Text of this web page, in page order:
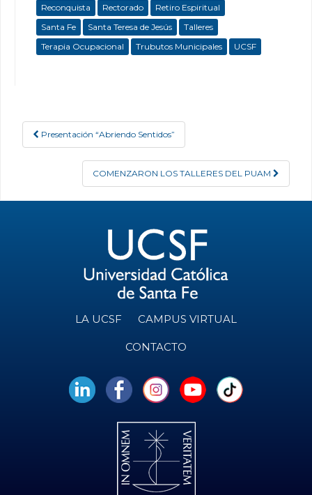
Reconquista
Rectorado
Retiro Espiritual
Santa Fe
Santa Teresa de Jesús
Talleres
Terapia Ocupacional
Trubutos Municipales UCSF
Post navigation
Presentación “Abriendo Sentidos”
COMENZARON LOS TALLERES DEL PUAM
LA UCSF CAMPUS VIRTUAL
CONTACTO